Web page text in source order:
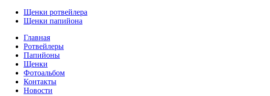
Щенки ротвейлера
Щенки папийона
Главная
Ротвейлеры
Папийоны
Щенки
Фотоальбом
Контакты
Новости